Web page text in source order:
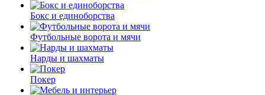
Бокс и единоборства
Футбольные ворота и мячи
Нарды и шахматы
Покер